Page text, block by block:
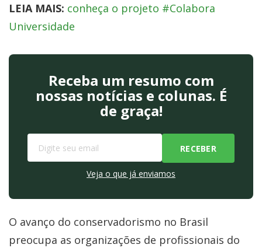
LEIA MAIS: conheça o projeto #Colabora
Universidade
Receba um resumo com
nossas notícias e colunas. É
de graça!
Veja o que já enviamos
O avanço do conservadorismo no Brasil
preocupa as organizações de profissionais do